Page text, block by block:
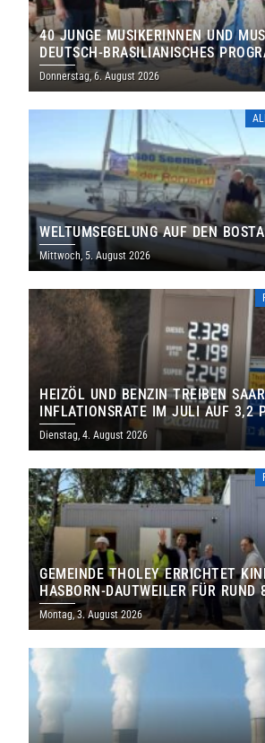
40 JUNGE MUSIKERINNEN UND
DEUTSCH-BRASILIANISCHES
THOLEY
Donnerstag, 6. August 2026
WELTUMSEGELUNG AUF DEN
Mittwoch, 5. August 2026
HEIZÖL UND BENZIN TREIBEN
INFLATIONSRATE IM JULI AUF 3,2
Dienstag, 4. August 2026
GEMEINDE THOLEY ERRICHTET
HASBORN-DAUTWEILER FÜR
MILLIONEN EURO
Montag, 3. August 2026